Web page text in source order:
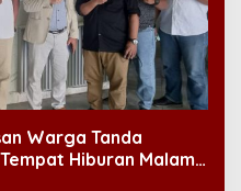
Warga Tanda
Hiburan Malam